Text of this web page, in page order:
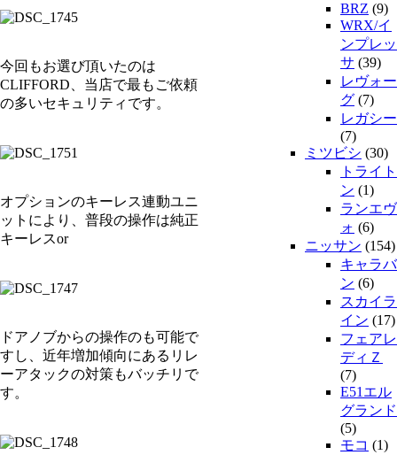
今回もお選び頂いたのは
CLIFFORD、当店で最もご依頼
の多いセキュリティです。
オプションのキーレス連動ユニ
ットにより、普段の操作は純正
キーレスor
ドアノブからの操作のも可能で
すし、近年増加傾向にあるリレ
ーアタックの対策もバッチリで
す。
BRZ (9)
WRX/イ
ンプレッ
サ (39)
レヴォー
グ (7)
レガシー
(7)
ミツビシ (30)
トライト
ン (1)
ランエヴ
ォ (6)
ニッサン (154)
キャラバ
ン (6)
スカイラ
イン (17)
フェアレ
ディＺ
(7)
E51エル
グランド
(5)
モコ (1)